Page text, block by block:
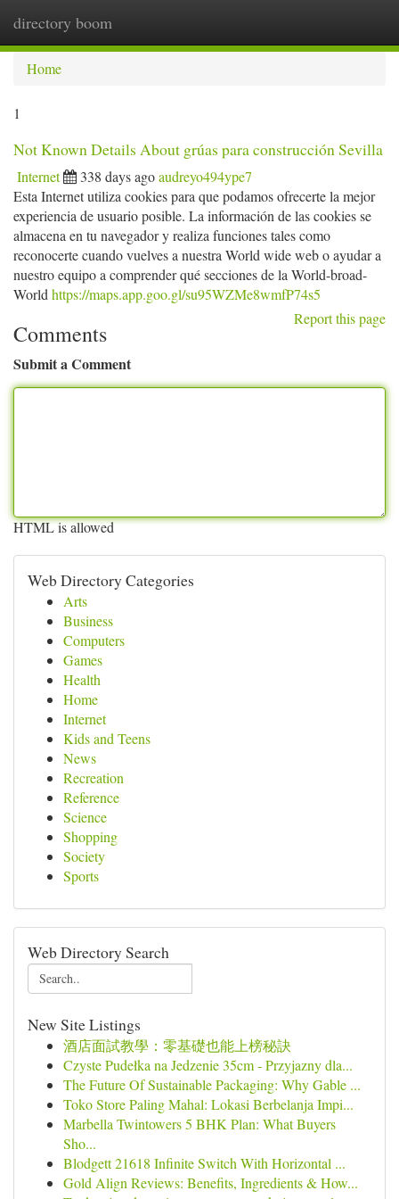
directory boom
Home
1
Not Known Details About grúas para construcción Sevilla
Internet 338 days agoaudreyo494ype7
Esta Internet utiliza cookies para que podamos ofrecerte la mejor
experiencia de usuario posible. La información de las cookies se
almacena en tu navegador y realiza funciones tales como
reconocerte cuando vuelves a nuestra World wide web o ayudar a
nuestro equipo a comprender qué secciones de la World-broad-
World https://maps.app.goo.gl/su95WZMe8wmfP74s5
Report this page
Comments
Submit a Comment
HTML is allowed
Web Directory Categories
Arts
Business
Computers
Games
Health
Home
Internet
Kids and Teens
News
Recreation
Reference
Science
Shopping
Society
Sports
Web Directory Search
New Site Listings
酒店面試教學：零基礎也能上榜秘訣
Czyste Pudełka na Jedzenie 35cm - Przyjazny dla...
The Future Of Sustainable Packaging: Why Gable ...
Toko Store Paling Mahal: Lokasi Berbelanja Impi...
Marbella Twintowers 5 BHK Plan: What Buyers
Sho...
Blodgett 21618 Infinite Switch With Horizontal ...
Gold Align Reviews: Benefits, Ingredients & How...